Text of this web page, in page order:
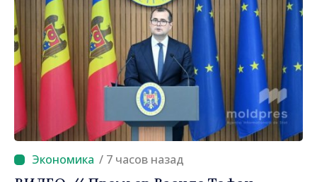
/ 7 часов назад